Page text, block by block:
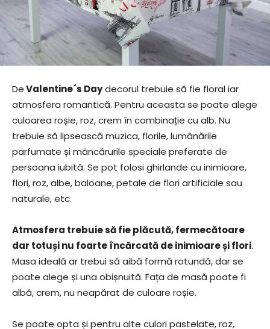
DeValentine´s Daydecorul trebuie să fie floral iar
atmosfera romantică. Pentru aceasta se poate alege
culoarea roșie, roz, crem în combinație cu alb. Nu
trebuie să lipsească muzica, florile, lumânările
parfumate și mâncărurile speciale preferate de
persoana iubită. Se pot folosi ghirlande cu inimioare,
flori, roz, albe, baloane, petale de flori artificiale sau
naturale, etc.
Atmosfera trebuie să fie plăcută, fermecătoare
dar totuși nu foarte încărcată de inimioare și flori.
Masa ideală ar trebui să aibă formă rotundă, dar se
poate alege și una obișnuită. Fața de masă poate fi
albă, crem, nu neapărat de culoare roșie.
Se poate opta și pentru alte culori pastelate, roz,